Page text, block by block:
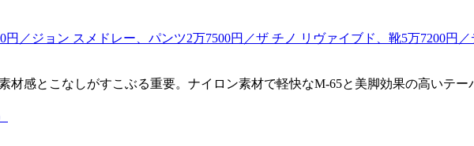
材感とこなしがすこぶる重要。ナイロン素材で軽快なM-65と美脚効果の高いテー